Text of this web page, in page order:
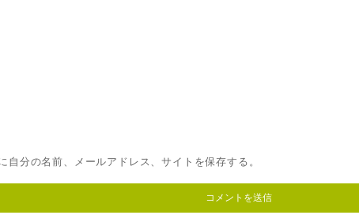
分の名前、メールアドレス、サイトを保存する。